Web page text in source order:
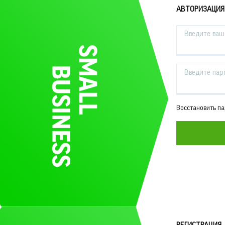
АВТОРИЗАЦИЯ
Введите
Введите
Восстановить